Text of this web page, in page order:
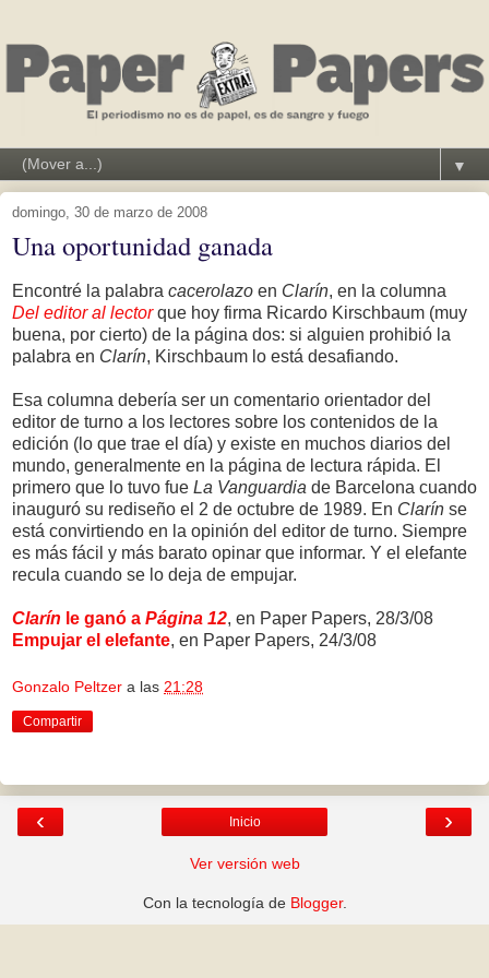
▼
domingo, 30 de marzo de 2008
Una oportunidad ganada
Encontré la palabra cacerolazo en Clarín, en la columna
Del editor al lectorque hoy firma Ricardo Kirschbaum (muy
buena, por cierto) de la página dos: si alguien prohibió la
palabra en Clarín, Kirschbaum lo está desafiando.
Esa columna debería ser un comentario orientador del
editor de turno a los lectores sobre los contenidos de la
edición (lo que trae el día) y existe en muchos diarios del
mundo, generalmente en la página de lectura rápida. El
primero que lo tuvo fue La Vanguardia de Barcelona cuando
inauguró su rediseño el 2 de octubre de 1989. En Clarín se
está convirtiendo en la opinión del editor de turno. Siempre
es más fácil y más barato opinar que informar. Y el elefante
recula cuando se lo deja de empujar.
Clarín le ganó a Página 12, en Paper Papers, 28/3/08
Empujar el elefante, en Paper Papers, 24/3/08
Gonzalo Peltzer a las 21:28
Compartir
‹ ›
Inicio
Ver versión web
Con la tecnología de Blogger.